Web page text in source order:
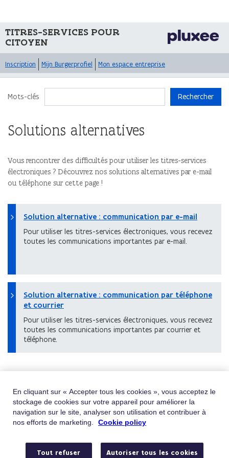
TITRES-SERVICES POUR
CITOYEN
Inscription Mijn Burgerprofiel Mon espace entreprise
Mots-clés Rechercher
Solutions alternatives
Vous rencontrer des difficultés pour utiliser les titres-services
électroniques ? Découvrez nos solutions alternatives par e-mail
ou téléphone sur cette page !
Solution alternative : communication par e-mail
Pour utiliser les titres-services électroniques, vous recevez
toutes les communications importantes par e-mail.
Solution alternative : communication par téléphone
et courrier
Pour utiliser les titres-services électroniques, vous recevez
toutes les communications importantes par courrier et
téléphone.
Obtenir de l'aide
Vous ne trouvez pas ce que vous cherchez ?
Contactez-nous
Téléphone
Appelez le 02/401.31.30
En cliquant sur « Accepter tous les cookies », vous acceptez le
stockage de cookies sur votre appareil pour améliorer la
navigation sur le site, analyser son utilisation et contribuer à
nos efforts de marketing.
Cookie policy
Tout refuser Autoriser tous les cookies